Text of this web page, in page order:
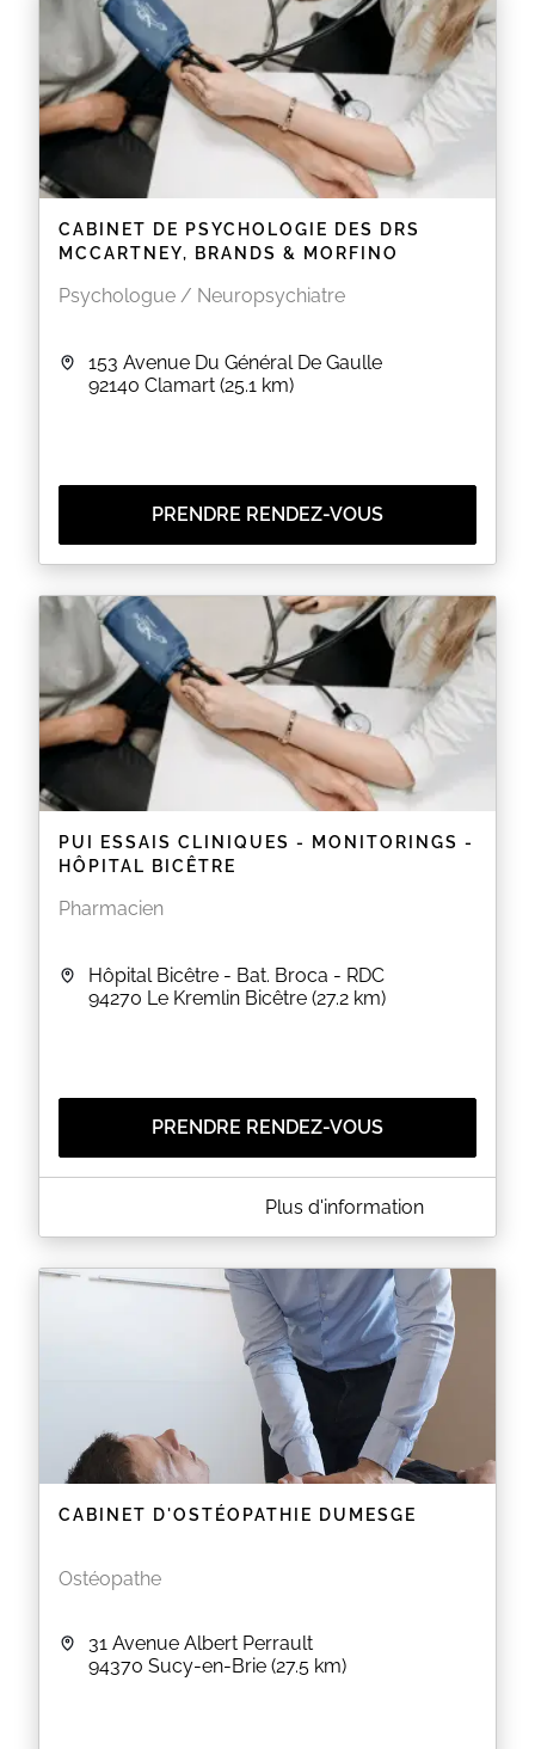
EN SAVOIR PLUS
CABINET DE PSYCHOLOGIE DES DRS
MCCARTNEY, BRANDS & MORFINO
Psychologue / Neuropsychiatre
153 Avenue Du Général De Gaulle
92140 Clamart (25.1 km)
PRENDRE RENDEZ-VOUS
PUI ESSAIS CLINIQUES - MONITORINGS -
HÔPITAL BICÊTRE
Pharmacien
Hôpital Bicêtre - Bat. Broca - RDC
94270 Le Kremlin Bicêtre (27.2 km)
PRENDRE RENDEZ-VOUS
A PROPOS DE PUI ESSAIS CLINIQUES -
MONITORINGS - HÔPITAL BICÊTRE
Essais Cliniques.
Elle n'estpas destinée au grand public ou aux
Les créneaux par défaut sont du lundi au jeudi, de
En cas de besoin spécifique (monitoring urgent
suite à une première inclusion, créneau étendu à
une journée entière si le volume le nécessite, etc...),
merci de nous contacter au 01-45-21-29-68 ou au
01-45-21-37-56.
EN SAVOIR PLUS
Plus d'information
CABINET D'OSTÉOPATHIE DUMESGE
Ostéopathe
31 Avenue Albert Perrault
94370 Sucy-en-Brie (27.5 km)